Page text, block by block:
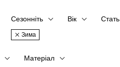
Сезонніть
Зима
Вік Стать
Матеріал